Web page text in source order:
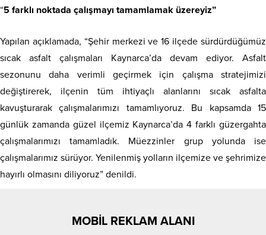
“5 farklı noktada çalışmayı tamamlamak üzereyiz”
Yapılan açıklamada, “Şehir merkezi ve 16 ilçede sürdürdüğümüz
sıcak asfalt çalışmaları Kaynarca’da devam ediyor. Asfalt
sezonunu daha verimli geçirmek için çalışma stratejimizi
değiştirerek, ilçenin tüm ihtiyaçlı alanlarını sıcak asfalta
kavuşturarak çalışmalarımızı tamamlıyoruz. Bu kapsamda 15
günlük zamanda güzel ilçemiz Kaynarca’da 4 farklı güzergahta
çalışmalarımızı tamamladık. Müezzinler grup yolunda ise
çalışmalarımız sürüyor. Yenilenmiş yolların ilçemize ve şehrimize
hayırlı olmasını diliyoruz” denildi.
MOBİL REKLAM ALANI